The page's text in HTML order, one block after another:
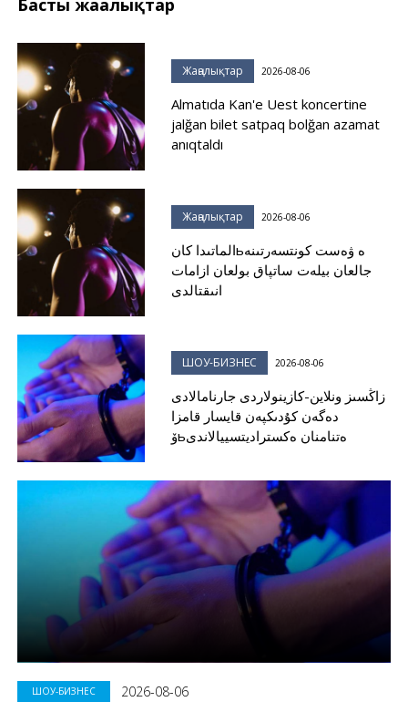
Басты жаңалықтар
Жаңалықтар 2026-08-06
Almatıda Kan'e Uest koncertine
jalğan bilet satpaq bolğan azamat
anıqtaldı
Жаңалықтар 2026-08-06
الماتىدا كانьە ۋەست كونتسەرتىنە
جالعان بيلەت ساتپاق بولعان ازامات
انىقتالدى
ШОУ-БИЗНЕС 2026-08-06
زاڭسىز ونلاين-كازينولاردى جارنامالادى
دەگەن كۇدىكپەن قايسار قامزا
ۆьەتنامنان ەكستراديتسييالاندى
ШОУ-БИЗНЕС
2026-08-06